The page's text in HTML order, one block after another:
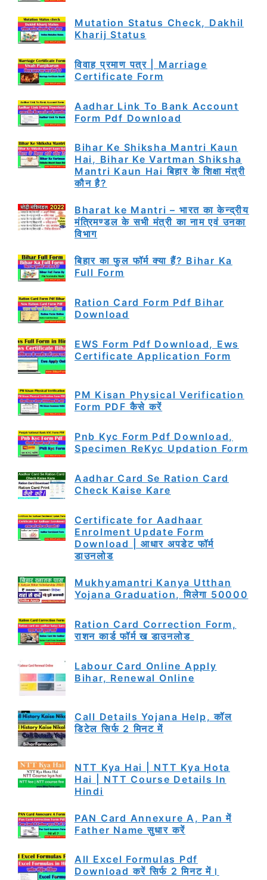
Mutation Status Check, Dakhil
Kharij Status
विवाह प्रमाण पत्र | Marriage
Certificate Form
Aadhar Link To Bank Account
Form Pdf Download
Bihar Ke Shiksha Mantri Kaun
Hai, Bihar Ke Vartman Shiksha
Mantri Kaun Hai बिहार के शिक्षा मंत्री
कौन है?
Bharat ke Mantri – भारत का केन्द्रीय
मंत्रिमण्डल के सभी मंत्री का नाम एवं उनका
विभाग
बिहार का फुल फॉर्म क्या हैं? Bihar Ka
Full Form
Ration Card Form Pdf Bihar
Download
EWS Form Pdf Download, Ews
Certificate Application Form
PM Kisan Physical Verification
Form PDF कैसे करें
Pnb Kyc Form Pdf Download,
Specimen ReKyc Updation Form
Aadhar Card Se Ration Card
Check Kaise Kare
Certificate for Aadhaar
Enrolment Update Form
Download | आधार अपडेट फॉर्म
डाउनलोड
Mukhyamantri Kanya Utthan
Yojana Graduation, मिलेगा 50000
Ration Card Correction Form,
राशन कार्ड फॉर्म ख डाउनलोड
Labour Card Online Apply
Bihar, Renewal Online
Call Details Yojana Help, कॉल
डिटेल सिर्फ 2 मिनट में
NTT Kya Hai | NTT Kya Hota
Hai | NTT Course Details In
Hindi
PAN Card Annexure A, Pan में
Father Name सुधार करें
All Excel Formulas Pdf
Download करें सिर्फ 2 मिनट में।